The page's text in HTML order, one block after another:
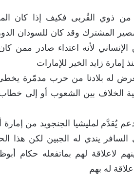
من ذوي القُربى فكيف إذا كان
المشترك وقد كان للسودان
لأنه اعتداء صادر ممن
زايد الخير للإمارات
له بلادنا من حرب مدمّرة
الخلاف بين الشعوب أو إلى خطاب
يُقدَّم لمليشيا الجنجويد من
السافر يندي له الجبين لكن هذا
لاعلاقة لهم بماتفعله حكام
له بهم